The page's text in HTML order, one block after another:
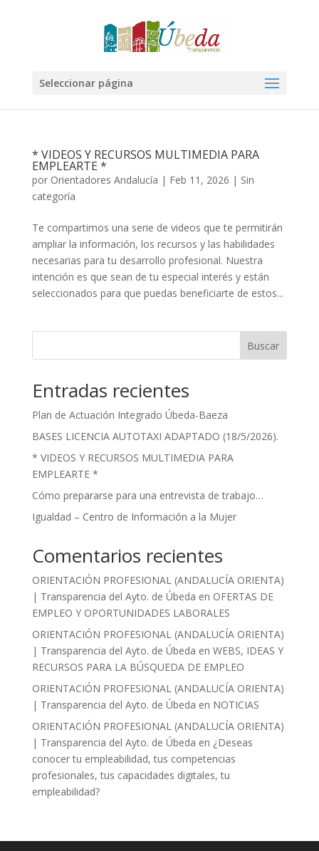
Seleccionar página
* VIDEOS Y RECURSOS MULTIMEDIA PARA
EMPLEARTE *
por Orientadores Andalucía | Feb 11, 2026 | Sin
categoría
Te compartimos una serie de videos que te permitirán
ampliar la información, los recursos y las habilidades
necesarias para tu desarrollo profesional. Nuestra
intención es que sean de tu especial interés y están
seleccionados para que puedas beneficiarte de estos...
Buscar
Entradas recientes
Plan de Actuación Integrado Úbeda-Baeza
BASES LICENCIA AUTOTAXI ADAPTADO (18/5/2026).
* VIDEOS Y RECURSOS MULTIMEDIA PARA
EMPLEARTE *
Cómo prepararse para una entrevista de trabajo…
Igualdad – Centro de Información a la Mujer
Comentarios recientes
ORIENTACIÓN PROFESIONAL (ANDALUCÍA ORIENTA)
| Transparencia del Ayto. de Úbeda en OFERTAS DE
EMPLEO Y OPORTUNIDADES LABORALES
ORIENTACIÓN PROFESIONAL (ANDALUCÍA ORIENTA)
| Transparencia del Ayto. de Úbeda en WEBS, IDEAS Y
RECURSOS PARA LA BÚSQUEDA DE EMPLEO
ORIENTACIÓN PROFESIONAL (ANDALUCÍA ORIENTA)
| Transparencia del Ayto. de Úbeda en NOTICIAS
ORIENTACIÓN PROFESIONAL (ANDALUCÍA ORIENTA)
| Transparencia del Ayto. de Úbeda en ¿Deseas
conocer tu empleabilidad, tus competencias
profesionales, tus capacidades digitales, tu
empleabilidad?